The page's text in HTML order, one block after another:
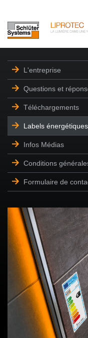
L'entreprise
Questions et
Téléchargements
Labels
Infos Médias
Conditions
Formulaire de